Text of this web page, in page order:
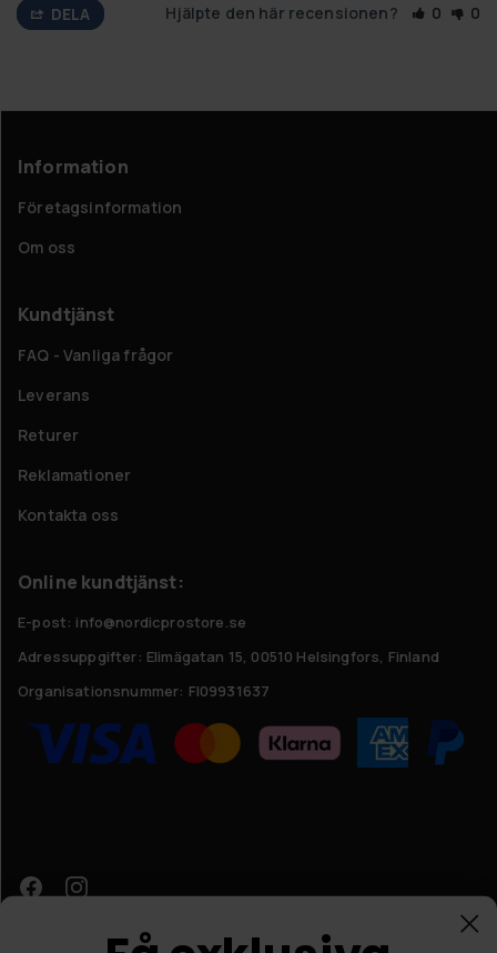
DELA Hjälpte den här recensionen? 0 0
Information
Företagsinformation
Om oss
Kundtjänst
FAQ - Vanliga frågor
Leverans
Returer
Reklamationer
Kontakta oss
Online kundtjänst:
E-post: info@nordicprostore.se
Adressuppgifter: Elimägatan 15, 00510 Helsingfors, Finland
Organisationsnummer: FI09931637